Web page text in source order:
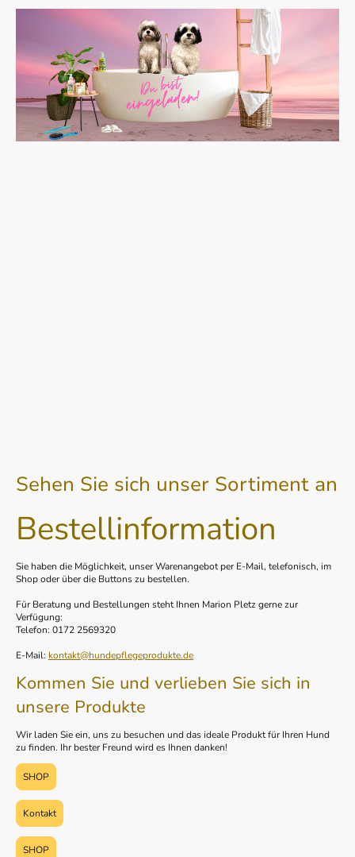
Sehen Sie sich unser Sortiment an
Bestellinformation
Sie haben die Möglichkeit, unser Warenangebot per E-Mail, telefonisch, im
Shop oder über die Buttons zu bestellen.
Für Beratung und Bestellungen steht Ihnen Marion Pletz gerne zur
Verfügung:
Telefon: 0172 2569320
E-Mail: kontakt@hundepflegeprodukte.de
Kommen Sie und verlieben Sie sich in
unsere Produkte
Wir laden Sie ein, uns zu besuchen und das ideale Produkt für Ihren Hund
zu finden. Ihr bester Freund wird es Ihnen danken!
SHOP
Kontakt
SHOP